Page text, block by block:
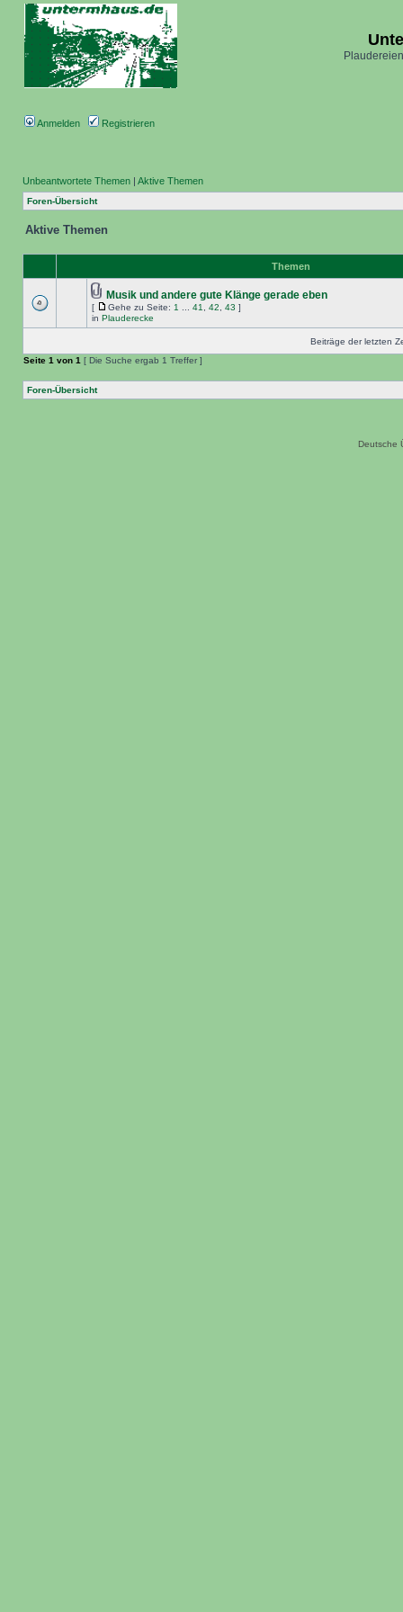
Anmelden Registrieren
Unbeantwortete Themen | Aktive Themen
Foren-Übersicht
Aktive Themen
Themen
Musik und andere gute Klänge gerade eben
[ Gehe zu Seite: 1 41 42 43 ]
in Plauderecke
Beiträge der letzten
Seite 1 von 1 [ Die Suche ergab 1 Treffer ]
Foren-Übersicht
Deutsche